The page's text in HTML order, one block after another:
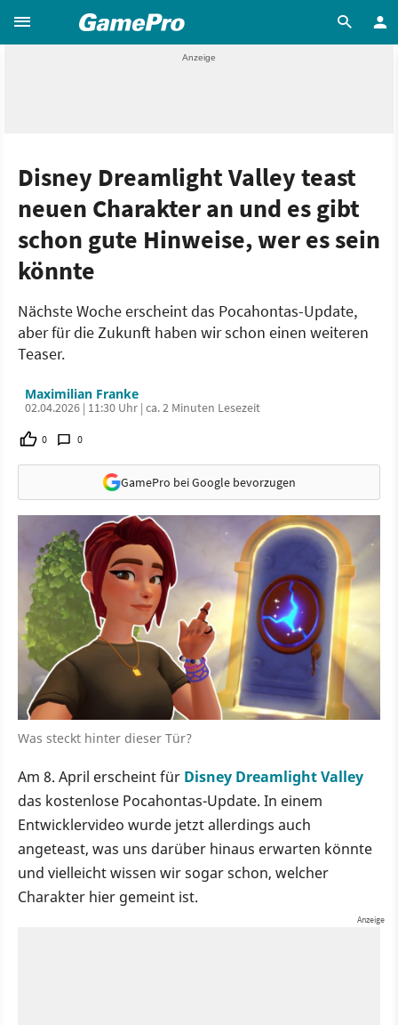
Disney Dreamlight Valley teast
neuen Charakter an und es gibt
schon gute Hinweise, wer es sein
könnte
Nächste Woche erscheint das Pocahontas-Update,
aber für die Zukunft haben wir schon einen weiteren
Teaser.
Maximilian Franke
02.04.2026 | 11:30 Uhr | ca. 2 Minuten Lesezeit
0 0
GamePro bei Google bevorzugen
Was steckt hinter dieser Tür?
Am 8. April erscheint für Disney Dreamlight Valley
das kostenlose Pocahontas-Update. In einem
Entwicklervideo wurde jetzt allerdings auch
angeteast, was uns darüber hinaus erwarten könnte
und vielleicht wissen wir sogar schon, welcher
Charakter hier gemeint ist.